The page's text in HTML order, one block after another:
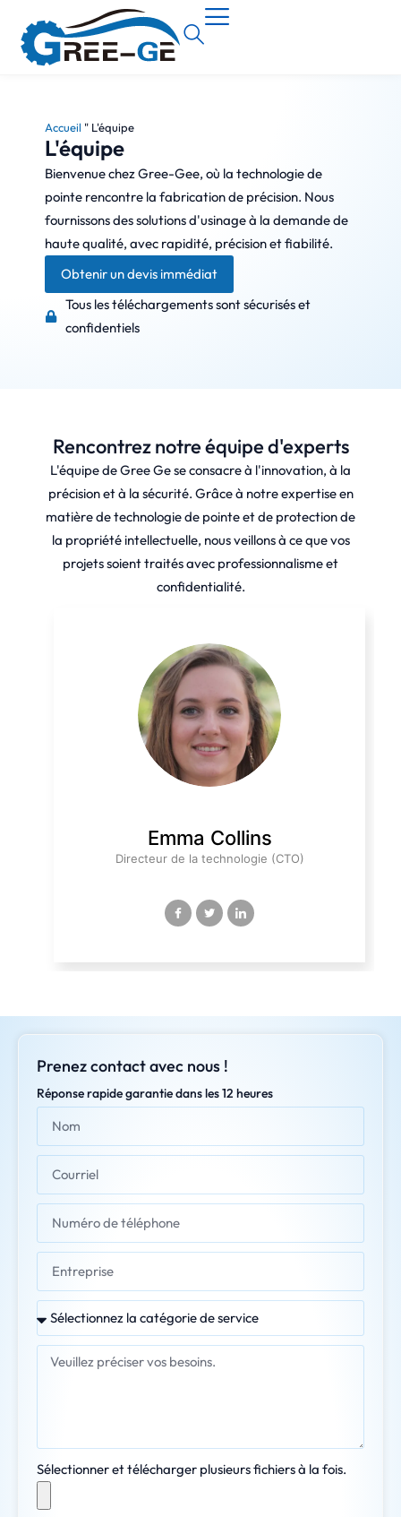
Accueil " L'équipe
L'équipe
Bienvenue chez Gree-Gee, où la technologie de
pointe rencontre la fabrication de précision. Nous
fournissons des solutions d'usinage à la demande de
haute qualité, avec rapidité, précision et fiabilité.
Obtenir un devis immédiat
Tous les téléchargements sont sécurisés et
confidentiels
Rencontrez notre équipe d'experts
L'équipe de Gree Ge se consacre à l'innovation, à la
précision et à la sécurité. Grâce à notre expertise en
matière de technologie de pointe et de protection de
la propriété intellectuelle, nous veillons à ce que vos
projets soient traités avec professionnalisme et
confidentialité.
Emma Collins
Directeur de la technologie (CTO)
Prenez contact avec nous !
Réponse rapide garantie dans les 12 heures
Sélectionner et télécharger plusieurs fichiers à la fois.